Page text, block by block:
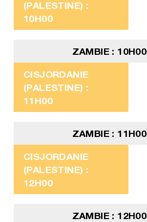
(PALESTINE) :
10H00
ZAMBIE : 10H00
CISJORDANIE
(PALESTINE) :
11H00
ZAMBIE : 11H00
CISJORDANIE
(PALESTINE) :
12H00
ZAMBIE : 12H00